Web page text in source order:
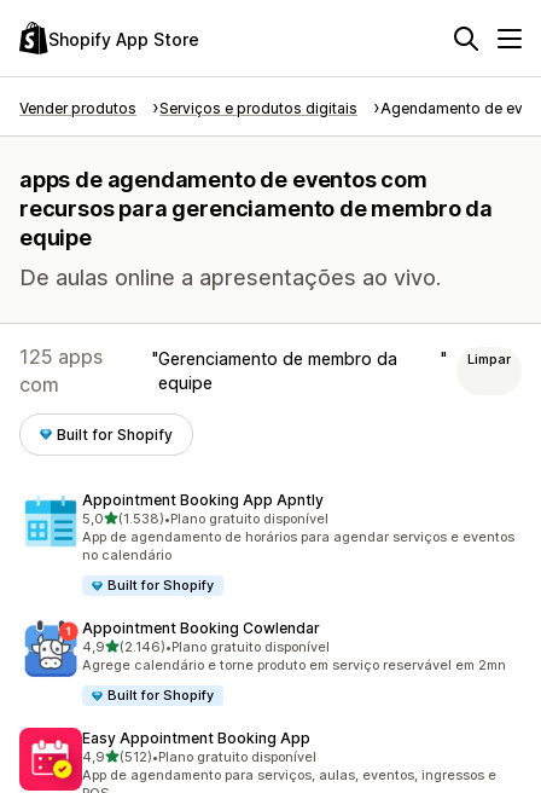
Shopify App Store
Vender produtos Serviços e produtos digitais Agendamento de
apps de agendamento de eventos com
recursos para gerenciamento de membro da
equipe
De aulas online a apresentações ao vivo.
125 apps
com
Gerenciamento de membro da
equipe
Limpar
Built for Shopify
Appointment Booking App Apntly
5,0de 5 estrelas
(1.538)
1538 avaliações ao todo
•Plano gratuito disponível
App de agendamento de horários para agendar serviços e eventos
no calendário
Built for Shopify
Appointment Booking Cowlendar
4,9de 5 estrelas
(2.146)
2146 avaliações ao todo
•Plano gratuito disponível
Agrege calendário e torne produto em serviço reservável em 2mn
Built for Shopify
Easy Appointment Booking App
4,9de 5 estrelas
(512)
512 avaliações ao todo
•Plano gratuito disponível
App de agendamento para serviços, aulas, eventos, ingressos e